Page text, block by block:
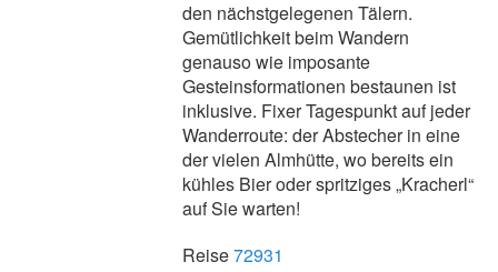
den nächstgelegenen Tälern.
Gemütlichkeit beim Wandern
genauso wie imposante
Gesteinsformationen bestaunen ist
inklusive. Fixer Tagespunkt auf jeder
Wanderroute: der Abstecher in eine
der vielen Almhütte, wo bereits ein
kühles Bier oder spritziges „Kracherl“
auf Sie warten!
Reise72931